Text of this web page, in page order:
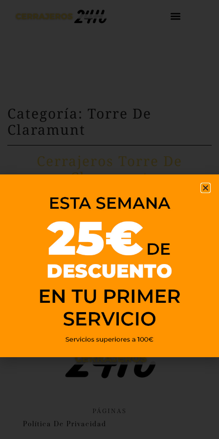
Categoría: Torre De
Claramunt
Cerrajeros Torre De
Claramunt
PÁGINAS
Política De Privacidad